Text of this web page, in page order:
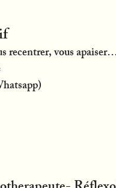
recentrer, vous